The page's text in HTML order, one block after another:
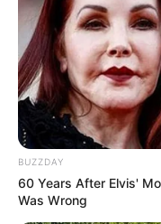
BUZZDAY
60 Years After Elvis'
Was Wrong